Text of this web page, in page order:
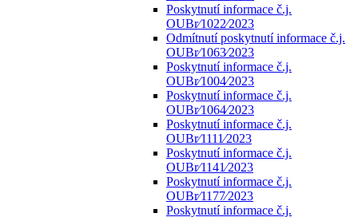
Poskytnutí informace č.j.
OUBr⁄1022⁄2023
Odmítnutí poskytnutí informace č.j.
OUBr⁄1063⁄2023
Poskytnutí informace č.j.
OUBr⁄1004⁄2023
Poskytnutí informace č.j.
OUBr⁄1064⁄2023
Poskytnutí informace č.j.
OUBr⁄1111⁄2023
Poskytnutí informace č.j.
OUBr⁄1141⁄2023
Poskytnutí informace č.j.
OUBr⁄1177⁄2023
Poskytnutí informace č.j.